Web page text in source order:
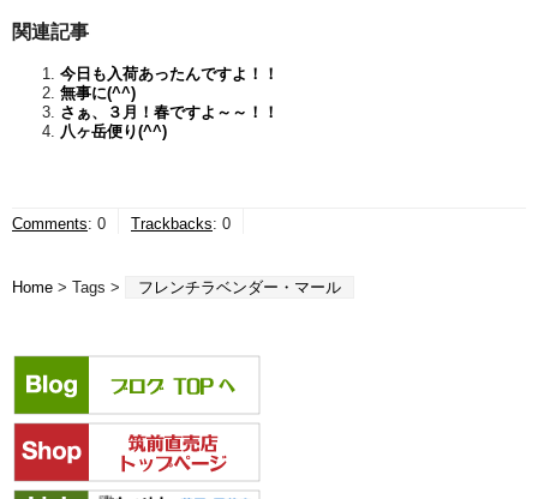
関連記事
今日も入荷あったんですよ！！
無事に(^^)
さぁ、３月！春ですよ～～！！
八ヶ岳便り(^^)
Comments: 0 Trackbacks: 0
Home > Tags > フレンチラベンダー・マール